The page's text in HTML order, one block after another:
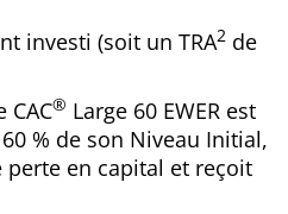
investi (soit un TRA2 de
CAC® Large 60 EWER est
% de son Niveau Initial,
perte en capital et reçoit